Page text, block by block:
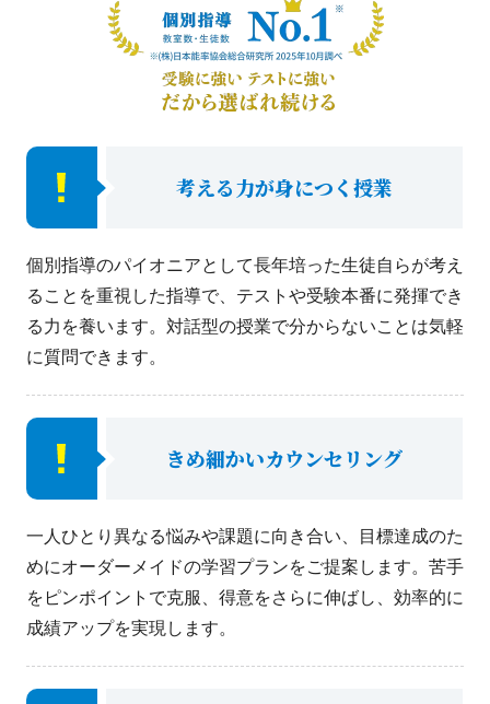
考える力が身につく授業
個別指導のパイオニアとして長年培った生徒自らが考え
ることを重視した指導で、テストや受験本番に発揮でき
る力を養います。対話型の授業で分からないことは気軽
に質問できます。
きめ細かいカウンセリング
一人ひとり異なる悩みや課題に向き合い、目標達成のた
めにオーダーメイドの学習プランをご提案します。苦手
をピンポイントで克服、得意をさらに伸ばし、効率的に
成績アップを実現します。